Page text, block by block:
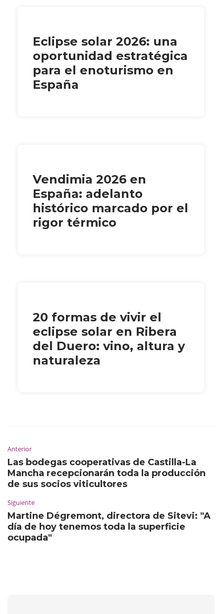
Eclipse solar 2026: una
oportunidad estratégica
para el enoturismo en
España
Vendimia 2026 en
España: adelanto
histórico marcado por el
rigor térmico
20 formas de vivir el
eclipse solar en Ribera
del Duero: vino, altura y
naturaleza
Anterior
Las bodegas cooperativas de Castilla-La
Mancha recepcionarán toda la producción
de sus socios viticultores
Siguiente
Martine Dégremont, directora de Sitevi: "A
día de hoy tenemos toda la superficie
ocupada"